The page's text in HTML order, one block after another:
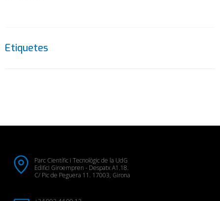
Etiquetes
Parc Científic i Tecnològic de la UdG
Edifici Giroempren - Despatx A1.18.
C/ Pic de Peguera 11. 17003, Girona